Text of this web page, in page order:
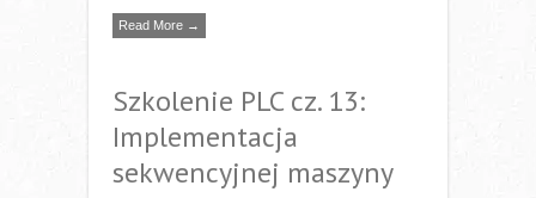
Read More →
Szkolenie PLC cz. 13:
Implementacja
sekwencyjnej maszyny